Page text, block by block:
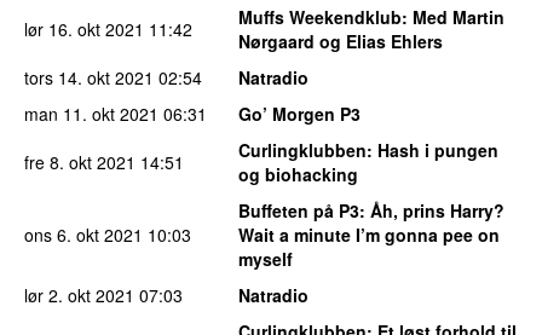
lør 16. okt 2021 11:42 Muffs Weekendklub: Med Martin
Nørgaard og Elias Ehlers
tors 14. okt 2021 02:54
Natradio
man 11. okt 2021 06:31
Go’ Morgen P3
fre 8. okt 2021 14:51 Curlingklubben: Hash i pungen
og biohacking
ons 6. okt 2021 10:03
Buffeten på P3: Åh, prins Harry?
Wait a minute I’m gonna pee on
myself
lør 2. okt 2021 07:03
Natradio